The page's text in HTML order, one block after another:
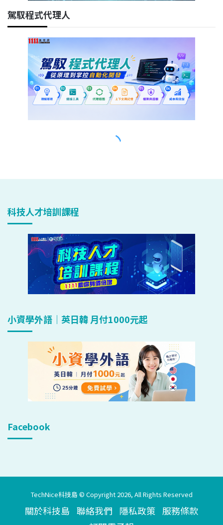
科技人才培訓課程
小資學外語｜英日韓 月付1000元起
Facebook
TechNice科技島 © Copyright 2026, All Rights Reserved
關於科技島 聯絡我們 隱私政策 服務條款